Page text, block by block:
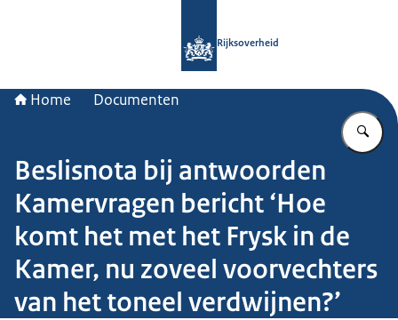
Rijksoverheid
Home Documenten
Beslisnota bij antwoorden
Kamervragen bericht ‘Hoe
komt het met het Frysk in de
Kamer, nu zoveel voorvechters
van het toneel verdwijnen?’